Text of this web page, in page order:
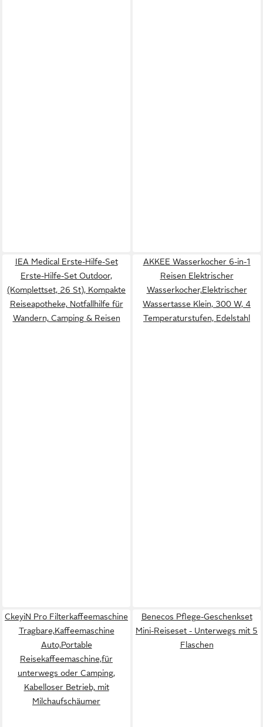
IEA Medical Erste-Hilfe-Set
Erste-Hilfe-Set Outdoor,
(Komplettset, 26 St), Kompakte
Reiseapotheke, Notfallhilfe für
Wandern, Camping & Reisen
AKKEE Wasserkocher 6-in-1
Reisen Elektrischer
Wasserkocher,Elektrischer
Wassertasse Klein, 300 W, 4
Temperaturstufen, Edelstahl
CkeyiN Pro Filterkaffeemaschine
Tragbare,Kaffeemaschine
Auto,Portable
Reisekaffeemaschine,für
unterwegs oder Camping,
Kabelloser Betrieb, mit
Milchaufschäumer
Benecos Pflege-Geschenkset
Mini-Reiseset - Unterwegs mit 5
Flaschen